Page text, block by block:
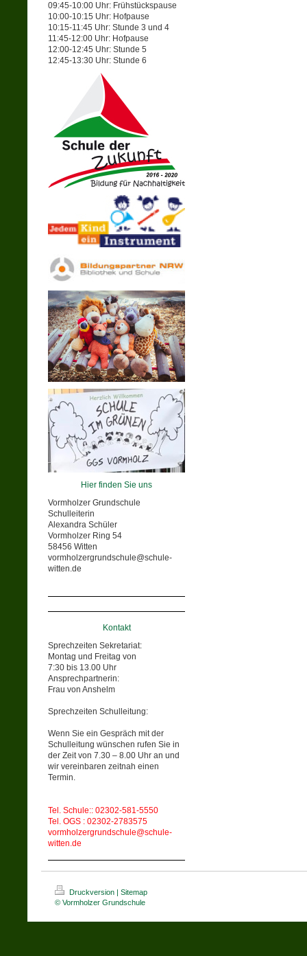
09:45-10:00 Uhr: Frühstückspause
10:00-10:15 Uhr: Hofpause
10:15-11:45 Uhr: Stunde 3 und 4
11:45-12:00 Uhr: Hofpause
12:00-12:45 Uhr: Stunde 5
12:45-13:30 Uhr: Stunde 6
Hier finden Sie uns
Vormholzer Grundschule
Schulleiterin
Alexandra Schüler
Vormholzer Ring 54
58456 Witten
vormholzergrundschule@schule-
witten.de
Kontakt
Sprechzeiten Sekretariat:
Montag und Freitag von
7:30 bis 13.00 Uhr
Ansprechpartnerin:
Frau von Anshelm
Sprechzeiten Schulleitung:
Wenn Sie ein Gespräch mit der
Schulleitung wünschen rufen Sie in
der Zeit von 7.30 – 8.00 Uhr an und
wir vereinbaren zeitnah einen
Termin.
Tel. Schule:: 02302-581-5550
Tel. OGS : 02302-2783575
vormholzergrundschule@schule-
witten.de
Druckversion | Sitemap
© Vormholzer Grundschule